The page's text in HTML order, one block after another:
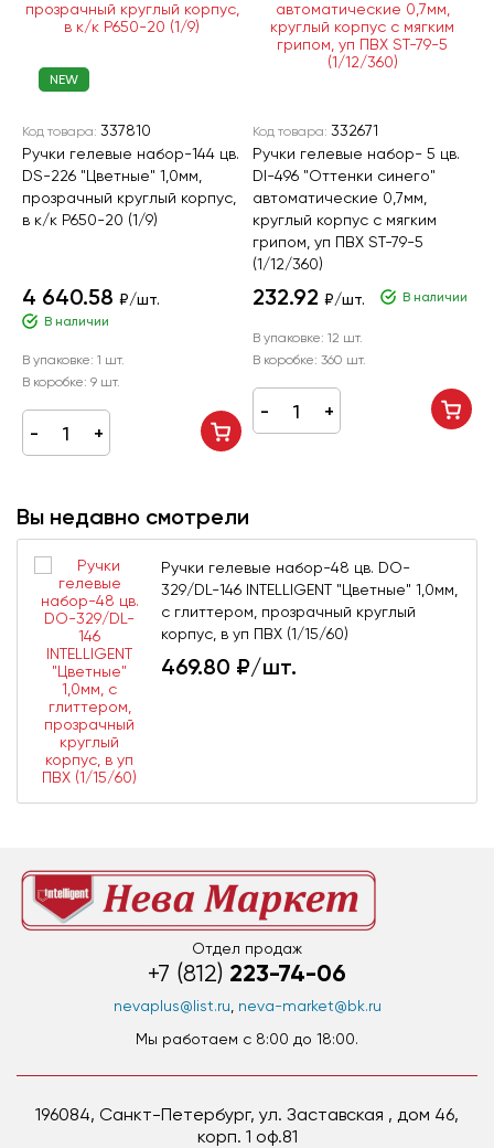
NEW
Код товара: 337810
Ручки гелевые набор-144 цв.
DS-226 "Цветные" 1,0мм,
прозрачный круглый корпус,
в к/к P650-20 (1/9)
4 640.58 ₽/шт.
В наличии
В упаковке: 1 шт.
В коробке: 9 шт.
Код товара: 332671
Ручки гелевые набор- 5 цв.
DI-496 "Оттенки синего"
автоматические 0,7мм,
круглый корпус с мягким
грипом, уп ПВХ ST-79-5
(1/12/360)
232.92 ₽/шт. В наличии
В упаковке: 12 шт.
В коробке: 360 шт.
Вы недавно смотрели
Ручки гелевые набор-48 цв. DO-
329/DL-146 INTELLIGENT "Цветные" 1,0мм,
с глиттером, прозрачный круглый
корпус, в уп ПВХ (1/15/60)
469.80 ₽/шт.
Отдел продаж
+7 (812) 223-74-06
nevaplus@list.ru neva-market@bk.ru
Мы работаем c 8:00 до 18:00.
196084, Санкт-Петербург, ул. Заставская , дом 46,
корп. 1 оф.81